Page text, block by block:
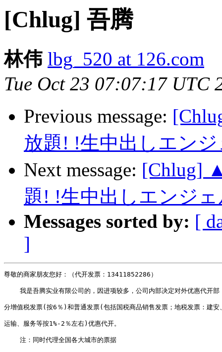
[Chlug] 吾腾
林伟 lbg_520 at 126.com
Tue Oct 23 07:07:17 UTC
Previous message:
放題! !生中出しエン
Next message: [Chlug]
題! !生中出しエンジ
Messages sorted by: [
]
尊敬的商家朋友您好：（代开发票：13411852286）
    我是吾腾实业有限公司的，因进项较多，公司内部决定对外优惠代开部
分增值税发票(按6％)和普通发票(包括国税商品销售发票；地税发票：建安
运输、服务等按1%-2％左右)优惠代开。
    注：同时代理全国各大城市的票据